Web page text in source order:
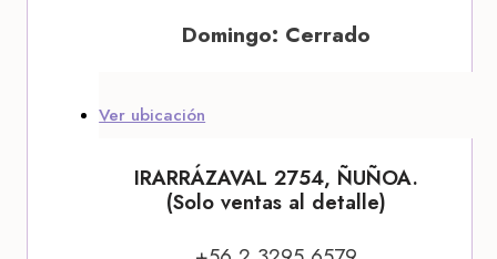
Domingo: Cerrado
Ver ubicación
IRARRÁZAVAL 2754, ÑUÑOA.
(Solo ventas al detalle)